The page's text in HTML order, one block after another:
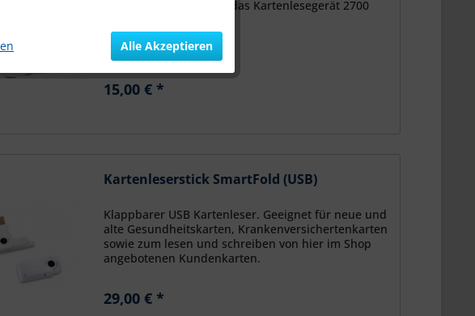
Schwerer Standfuß für das Kartenlesegerät 2700
15,00 € *
Kartenleserstick SmartFold (USB)
Klappbarer USB Kartenleser. Geeignet für neue und
alte Gesundheitskarten, Krankenversichertenkarten
sowie zum lesen und schreiben von hier im Shop
angebotenen Kundenkarten.
29,00 € *
Alle Akzeptieren